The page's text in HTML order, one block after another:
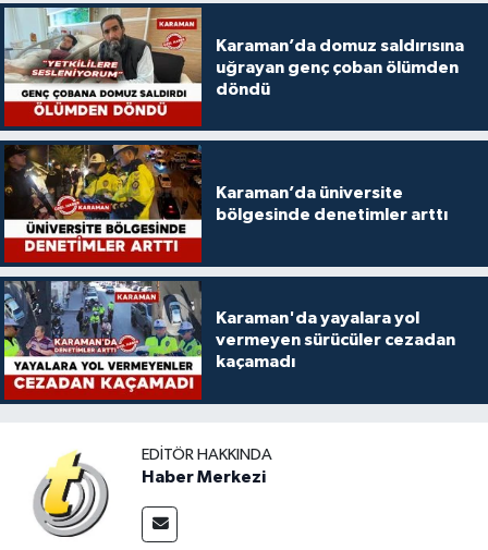
Karaman’da domuz saldırısına
uğrayan genç çoban ölümden
döndü
Karaman’da üniversite
bölgesinde denetimler arttı
Karaman'da yayalara yol
vermeyen sürücüler cezadan
kaçamadı
EDITÖR HAKKINDA
Haber Merkezi